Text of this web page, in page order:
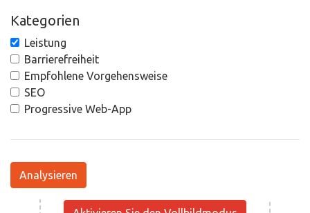
Kategorien
Leistung
Barrierefreiheit
Empfohlene Vorgehensweise
SEO
Progressive Web-App
Analysieren